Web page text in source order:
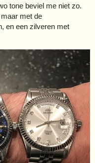
tone beviel me niet zo.
met de
en een zilveren met